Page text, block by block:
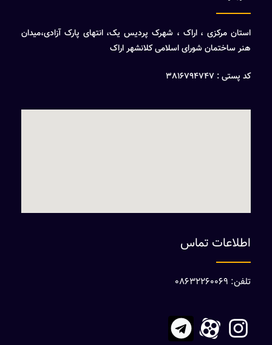
استان مرکزی ، اراک ، شهرک پردیس یک، انتهای پارک آزادی،میدان
هنر ساختمان شورای اسلامی کلانشهر اراک
کد پستی : 3816794747
اطلاعات تماس
تلفن: 08632260069